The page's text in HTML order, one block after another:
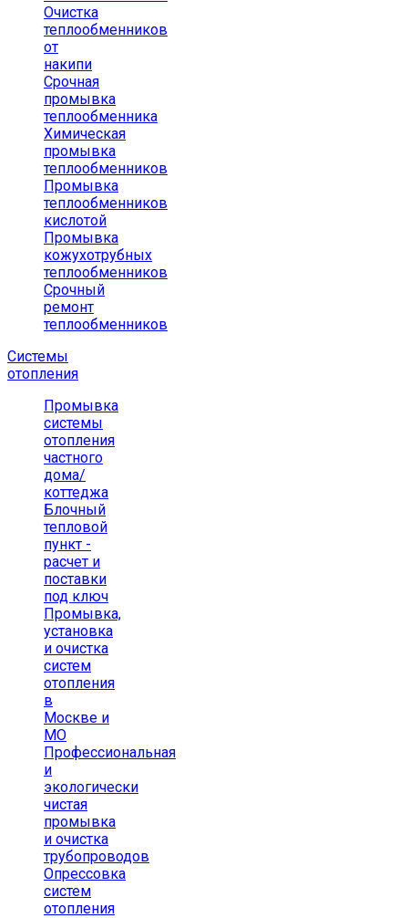
Очистка
теплообменников
от
накипи
Срочная
промывка
теплообменника
Химическая
промывка
теплообменников
Промывка
теплообменников
кислотой
Промывка
кожухотрубных
теплообменников
Срочный
ремонт
теплообменников
Системы
отопления
Промывка
системы
отопления
частного
дома/
коттеджа
Блочный
тепловой
пункт -
расчет и
поставки
под ключ
Промывка,
установка
и очистка
систем
отопления
в
Москве и
МО
Профессиональная
и
экологически
чистая
промывка
и очистка
трубопроводов
Опрессовка
систем
отопления